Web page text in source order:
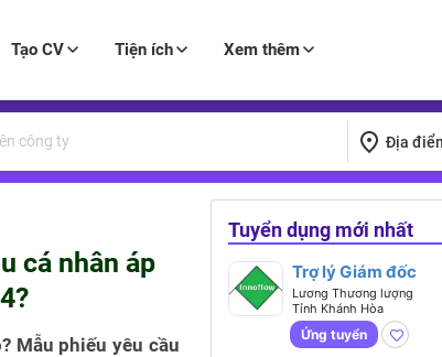
Tạo CV Tiện ích Xem thêm
Địa
cá nhân áp
Mẫu phiếu yêu cầu
Tuyển dụng mới nhất
Trợ lý Giám đốc
Lương Thương lượng
Tỉnh Khánh Hòa
Ứng tuyển